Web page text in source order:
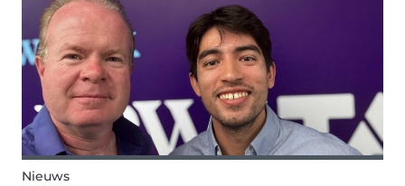
Kinderopvang in Duitsland! 🏆🇩🇪
Nieuws